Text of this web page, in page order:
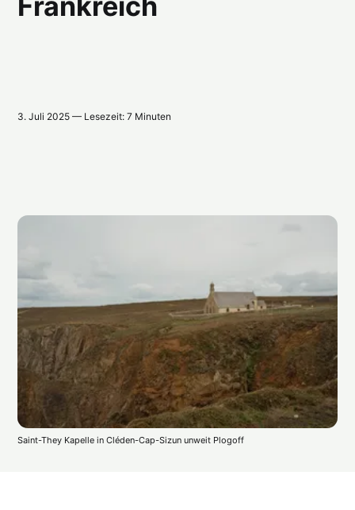
3. Juli 2025 — Lesezeit: 7 Minuten
Saint-They Kapelle in Cléden-Cap-Sizun unweit Plogoff